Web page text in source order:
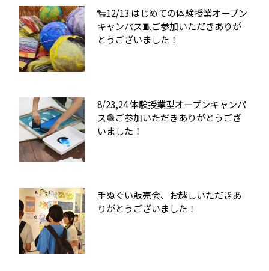
🐑12/13 はじめての体験授業オープン
キャンパス🧵ご参加いただきありが
とうございました！
8/23,24 体験授業型オープンキャンパ
ス🧶ご参加いただきありがとうござ
いました！
手ぬぐい販売会、お越しいただきあ
りがとうございました！